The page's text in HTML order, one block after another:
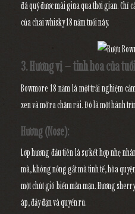
đá quý được mài giũa qua thời gian. Chỉ
của chai whisky 18 năm tuổi này.
3. Hương vị – tinh hoa của
Bowmore 18 năm là một trải nghiệm
xen và mở ra chậm rãi. Đó là một hành
Hương (Nose):
Lớp hương đầu tiên là sự kết hợp nhẹ
mà, không nồng gắt mà tinh tế, hòa
một chút gió biển mằn mặn. Hương
áp, đầy đặn và quyến rũ.